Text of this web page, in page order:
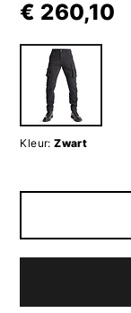
€ 260,10
Kleur: Zwart